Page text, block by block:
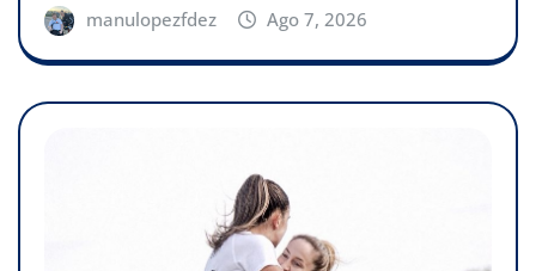
manulopezfdez Ago 7, 2026